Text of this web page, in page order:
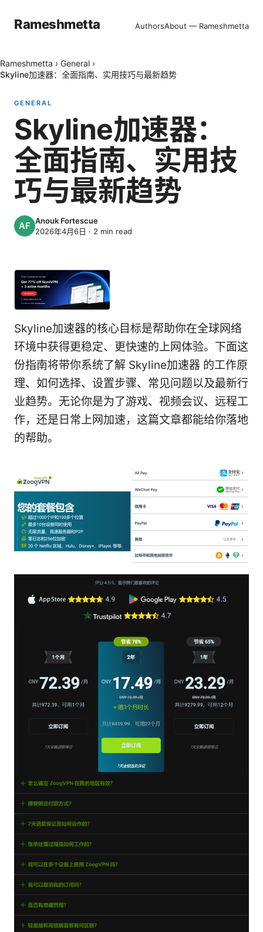
Rameshmetta AuthorsAbout — Rameshmetta
Rameshmetta › General ›
Skyline加速器：全面指南、实用技巧与最新趋势
GENERAL
Skyline加速器：
全面指南、实用技
巧与最新趋势
Anouk Fortescue
2026年4月6日 · 2 min read
Skyline加速器的核心目标是帮助你在全球网络
环境中获得更稳定、更快速的上网体验。下面这
份指南将带你系统了解 Skyline加速器 的工作原
理、如何选择、设置步骤、常见问题以及最新行
业趋势。无论你是为了游戏、视频会议、远程工
作，还是日常上网加速，这篇文章都能给你落地
的帮助。